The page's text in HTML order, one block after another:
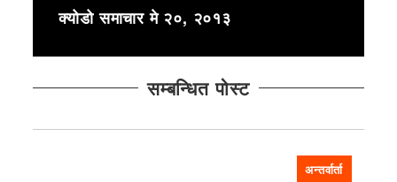
क्योडो समाचार मे २०, २०१३
सम्बन्धित पोस्ट
अन्तर्वार्ता